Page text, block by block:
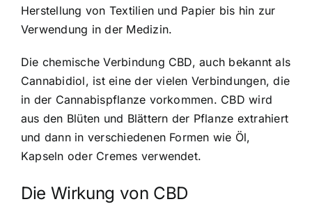
Herstellung von Textilien und Papier bis hin zur
Verwendung in der Medizin.
Die chemische Verbindung CBD, auch bekannt als
Cannabidiol, ist eine der vielen Verbindungen, die
in der Cannabispflanze vorkommen. CBD wird
aus den Blüten und Blättern der Pflanze extrahiert
und dann in verschiedenen Formen wie Öl,
Kapseln oder Cremes verwendet.
Die Wirkung von CBD